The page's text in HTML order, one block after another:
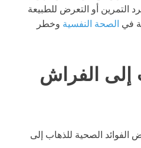
التمرين أو التعرض للطبيعة
في الصحة النفسية وخطر
إلى الفراش
الفوائد الصحية للذهاب إلى